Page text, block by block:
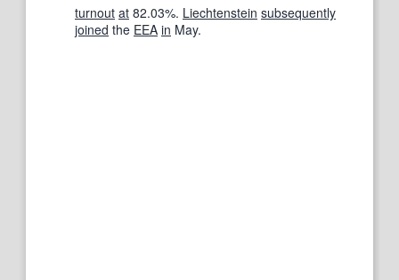
turnout at 82.03%. Liechtenstein subsequently
joined the EEA in May.